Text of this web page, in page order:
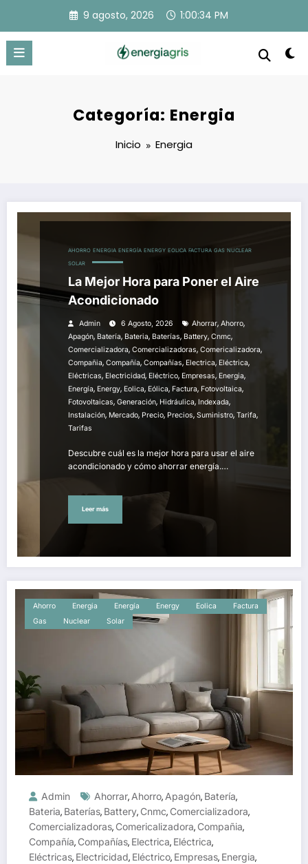
contenido
9 agosto, 2026 1:00:35 PM
Categoría: Energia
Inicio Energia
AHORRO ENERGIA ENERGÍA ENERGY EOLICA FACTURA GAS NUCLEAR
SOLAR
La Mejor Hora para Poner el Aire
Acondicionado
Admin 6 Agosto, 2026 Ahorrar, Ahorro,
Apagón, Batería, Bateria, Baterías, Battery, Cnmc,
Comercializadora, Comercializadoras, Comericalizadora,
Compañia, Compañía, Compañías, Electrica, Eléctrica,
Eléctricas, Electricidad, Eléctrico, Empresas, Energia,
Energía, Energy, Eolica, Eólica, Factura, Fotovoltaica,
Fotovoltaicas, Generación, Hidráulica, Indexada,
Instalación, Mercado, Precio, Precios, Suministro, Tarifa,
Tarifas
Descubre cuál es la mejor hora para usar el aire
acondicionado y cómo ahorrar energía.…
Leer más
Ahorro Energia Energía Energy Eolica
Factura
Gas
Nuclear Solar
Admin Ahorrar, Ahorro, Apagón, Batería,
Bateria, Baterías, Battery, Cnmc, Comercializadora,
Comercializadoras, Comericalizadora, Compañia,
Compañía, Compañías, Electrica, Eléctrica,
Eléctricas, Electricidad, Eléctrico, Empresas, Energia,